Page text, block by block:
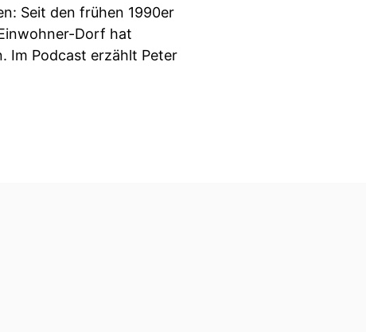
Seit den frühen 1990er
Dorf hat
Im Podcast erzählt Peter